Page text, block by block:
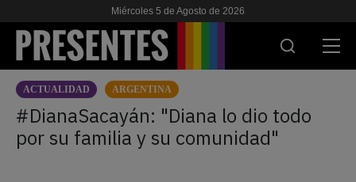
Miércoles 5 de Agosto de 2026
ACTUALIDAD
INVESTIGACIONES
ACTUALIDAD ARGENTINA
#DianaSacayán: "Diana lo dio todo
por su familia y su comunidad"